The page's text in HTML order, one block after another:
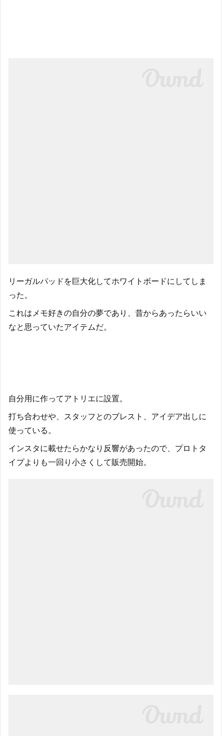
リーガルパッドを巨大化してホワイトボードにしてしま
った。
これはメモ好きの自分の夢であり、昔からあったらいい
なと思っていたアイテムだ。
自分用に作ってアトリエに設置。
打ち合わせや、スタッフとのブレスト、アイデア出しに
使っている。
インスタに載せたらかなり反響があったので、プロトタ
イプよりも一回り小さくして販売開始。